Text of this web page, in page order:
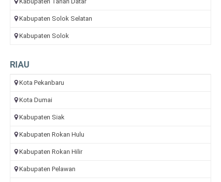
Kabupaten Solok Selatan
Kabupaten Solok
RIAU
Kota Pekanbaru
Kota Dumai
Kabupaten Siak
Kabupaten Rokan Hulu
Kabupaten Rokan Hilir
Kabupaten Pelawan